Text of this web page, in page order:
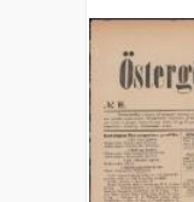
1879)